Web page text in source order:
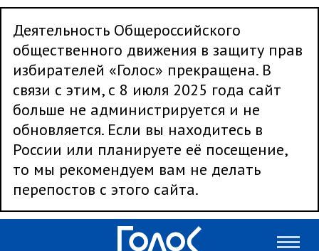
Деятельность Общероссийского
общественного движения в защиту прав
избирателей «Голос» прекращена. В
связи с этим, с 8 июля 2025 года сайт
больше не администрируется и не
обновляется. Если вы находитесь в
России или планируете её посещение,
то мы рекомендуем вам не делать
перепостов с этого сайта.